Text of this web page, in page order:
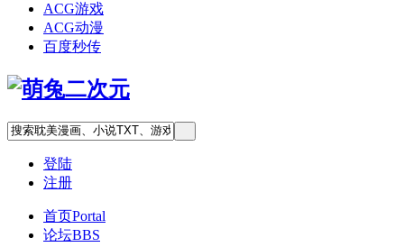
ACG游戏
ACG动漫
百度秒传
登陆
注册
首页Portal
论坛BBS